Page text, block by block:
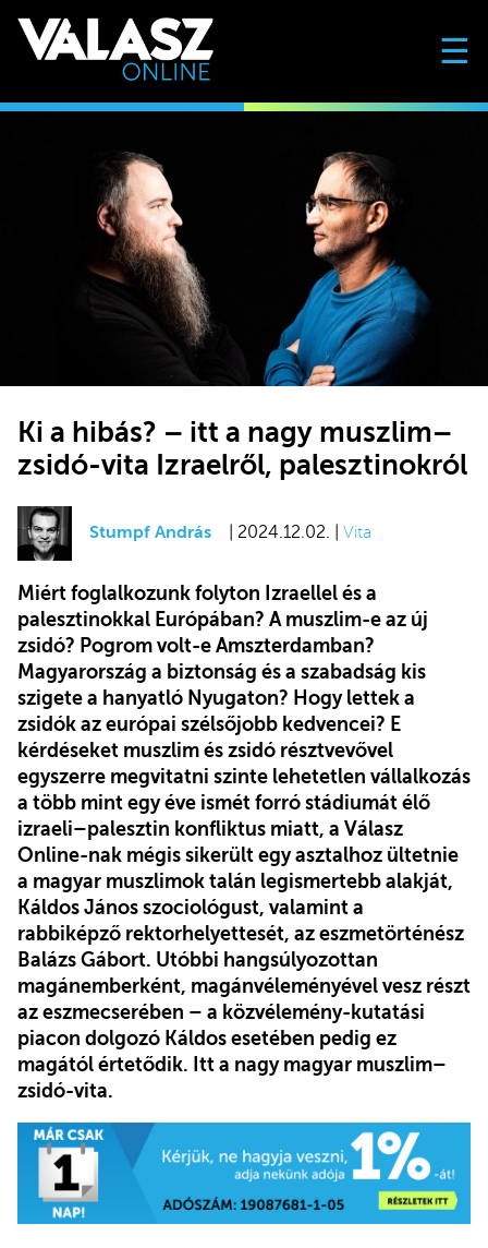
☰
Ki a hibás? – itt a nagy muszlim–
zsidó-vita Izraelről, palesztinokról
Stumpf András | 2024.12.02. | Vita
Miért foglalkozunk folyton Izraellel és a
palesztinokkal Európában? A muszlim-e az új
zsidó? Pogrom volt-e Amszterdamban?
Magyarország a biztonság és a szabadság kis
szigete a hanyatló Nyugaton? Hogy lettek a
zsidók az európai szélsőjobb kedvencei? E
kérdéseket muszlim és zsidó résztvevővel
egyszerre megvitatni szinte lehetetlen vállalkozás
a több mint egy éve ismét forró stádiumát élő
izraeli–palesztin konfliktus miatt, a Válasz
Online-nak mégis sikerült egy asztalhoz ültetnie
a magyar muszlimok talán legismertebb alakját,
Káldos János szociológust, valamint a
rabbiképző rektorhelyettesét, az eszmetörténész
Balázs Gábort. Utóbbi hangsúlyozottan
magánemberként, magánvéleményével vesz részt
az eszmecserében – a közvélemény-kutatási
piacon dolgozó Káldos esetében pedig ez
magától értetődik. Itt a nagy magyar muszlim–
zsidó-vita.